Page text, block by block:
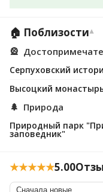
🏠 Поблизости▾
🎡
Серпуховский
Высоцкий
🌲 Природа
Природный парк
заповедник"
★★★★★5.00